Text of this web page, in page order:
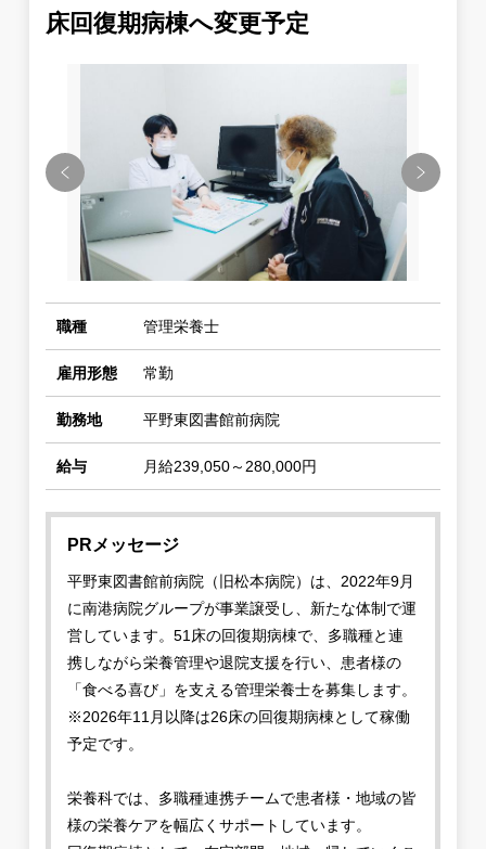
床回復期病棟へ変更予定
Previous Next
職種 管理栄養士
雇用形態 常勤
勤務地 平野東図書館前病院
給与 月給239,050～280,000円
PRメッセージ
平野東図書館前病院（旧松本病院）は、2022年9月
に南港病院グループが事業譲受し、新たな体制で運
営しています。51床の回復期病棟で、多職種と連
携しながら栄養管理や退院支援を行い、患者様の
「食べる喜び」を支える管理栄養士を募集します。
※2026年11月以降は26床の回復期病棟として稼働
予定です。
栄養科では、多職種連携チームで患者様・地域の皆
様の栄養ケアを幅広くサポートしています。